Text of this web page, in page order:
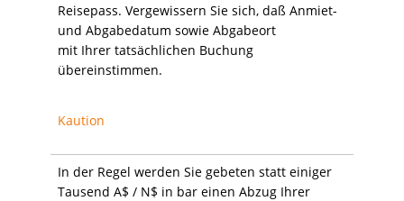
Reisepass. Vergewissern Sie sich, daß Anmiet-
und Abgabedatum sowie Abgabeort
mit Ihrer tatsächlichen Buchung
übereinstimmen.
Kaution
In der Regel werden Sie gebeten statt einiger
Tausend A$ / N$ in bar einen Abzug Ihrer